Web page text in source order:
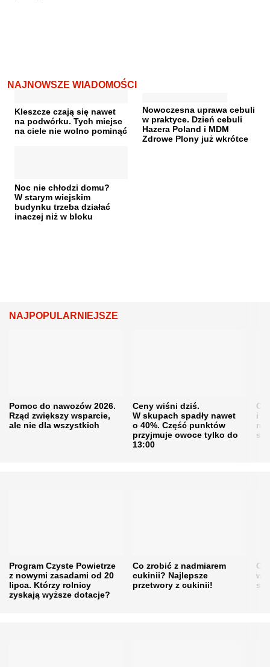
NAJNOWSZE WIADOMOŚCI
Kleszcze czają się nawet
na podwórku. Tych miejsc
na ciele nie wolno pominąć
Nowoczesna uprawa cebuli
w praktyce. Dzień cebuli
Hazera Poland i MDM
Zdrowe Plony już wkrótce
Noc nie chłodzi domu?
W starym wiejskim
budynku trzeba działać
inaczej niż w bloku
NAJPOPULARNIEJSZE
Pomoc do nawozów 2026.
Rząd zwiększy wsparcie,
ale nie dla wszystkich
Ceny wiśni dziś.
W skupach spadły nawet
o 40%. Część punktów
przyjmuje owoce tylko do
13:00
i
Program Czyste Powietrze
z nowymi zasadami od 20
lipca. Którzy rolnicy
zyskają wyższe dotacje?
Co zrobić z nadmiarem
cukinii? Najlepsze
przetwory z cukinii!
w